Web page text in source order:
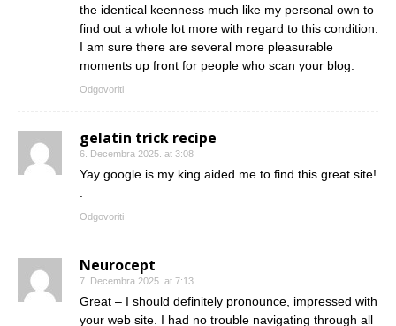
the identical keenness much like my personal own to
find out a whole lot more with regard to this condition.
I am sure there are several more pleasurable
moments up front for people who scan your blog.
Odgovoriti
gelatin trick recipe
6. Decembra 2025. at 3:08
Yay google is my king aided me to find this great site!
Odgovoriti
Neurocept
7. Decembra 2025. at 7:13
Great – I should definitely pronounce, impressed with
your web site. I had no trouble navigating through all